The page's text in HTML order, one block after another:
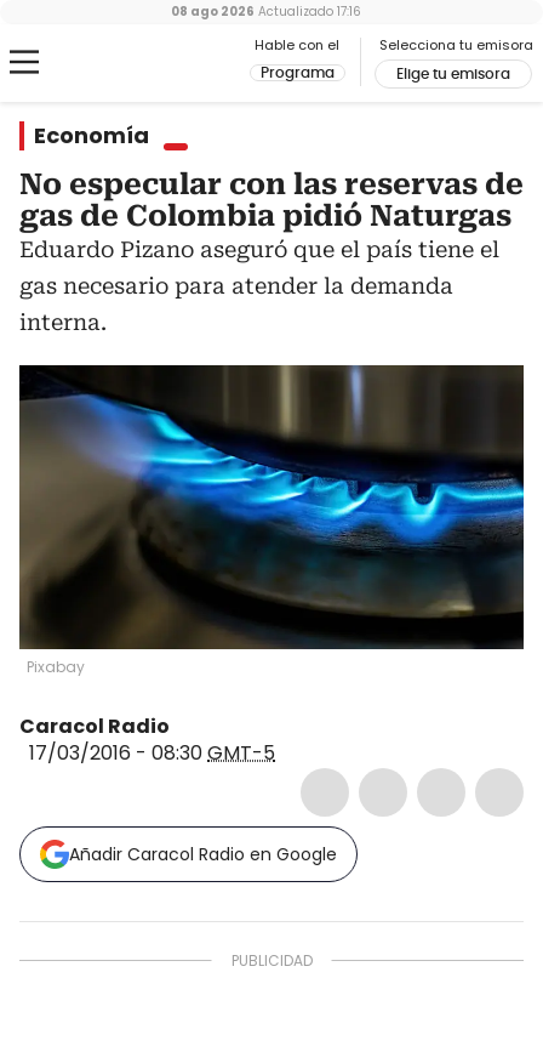
Hable con el
Programa
Selecciona tu emisora
Elige tu emisora
08 ago 2026 Actualizado 17:16
Economía
No especular con las reservas de
gas de Colombia pidió Naturgas
Eduardo Pizano aseguró que el país tiene el
gas necesario para atender la demanda
interna.
Pixabay
Caracol Radio
17/03/2016 - 08:30GMT-5
Añadir Caracol Radio en Google